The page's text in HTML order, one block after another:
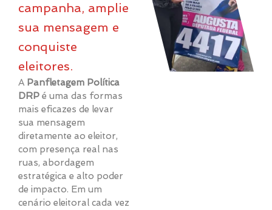
campanha, amplie
sua mensagem e
conquiste
eleitores.
A Panfletagem Política
DRP é uma das formas
mais eficazes de levar
sua mensagem
diretamente ao eleitor,
com presença real nas
ruas, abordagem
estratégica e alto poder
de impacto. Em um
cenário eleitoral cada vez